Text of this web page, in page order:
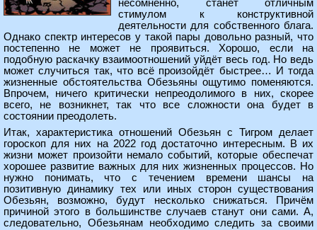
несомненно, станет отличным
стимулом к конструктивной
деятельности для собственного блага.
Однако спектр интересов у такой пары довольно разный, что
постепенно не может не проявиться. Хорошо, если на
подобную раскачку взаимоотношений уйдёт весь год. Но ведь
может случиться так, что всё произойдёт быстрее… И тогда
жизненные обстоятельства Обезьяны ощутимо поменяются.
Впрочем, ничего критически непреодолимого в них, скорее
всего, не возникнет, так что все сложности она будет в
состоянии преодолеть.
Итак, характеристика отношений Обезьян с Тигром делает
гороскоп для них на 2022 год достаточно интересным. В их
жизни может произойти немало событий, которые обеспечат
хорошее развитие важных для них жизненных процессов. Но
нужно понимать, что с течением времени шансы на
позитивную динамику тех или иных сторон существования
Обезьян, возможно, будут несколько снижаться. Причём
причиной этого в большинстве случаев станут они сами. А,
следовательно, Обезьянам необходимо следить за своими